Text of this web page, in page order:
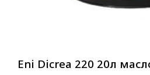
Eni Dicrea 220 20л